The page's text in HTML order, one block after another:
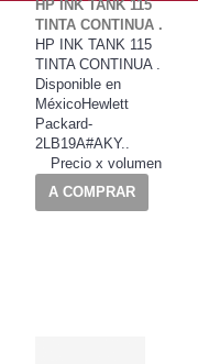
HP INK TANK 115
TINTA CONTINUA .
HP INK TANK 115
TINTA CONTINUA .
Disponible en
MéxicoHewlett
Packard-
2LB19A#AKY..
Precio x volumen
A COMPRAR